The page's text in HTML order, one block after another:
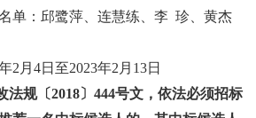
单：邱鹭萍、连慧练、李 珍、黄杰
2月4日至2023年2月13日
法规〔2018〕444号文，依法必须招标